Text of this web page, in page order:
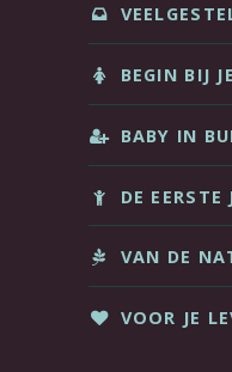
BEGIN BIJ
BABY IN
DE EERSTE
VAN DE
VOOR JE